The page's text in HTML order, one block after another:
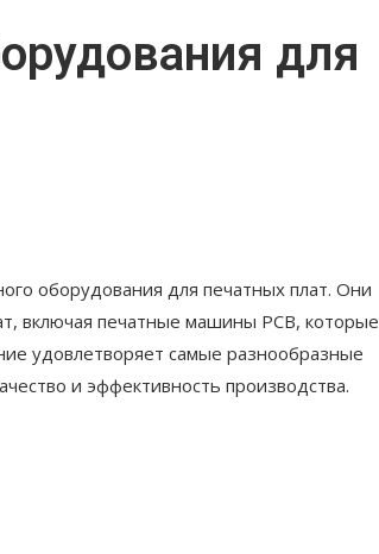
для
оборудования для печатных плат. Они
включая печатные машины PCB, которые
удовлетворяет самые разнообразные
и эффективность производства.